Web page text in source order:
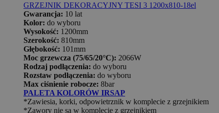
GRZEJNIK DEKORACYJNY TESI 3 1200x810-18el
Gwarancja: 10 lat
Kolor: do wyboru
Wysokość: 1200mm
Szerokość: 810mm
Głębokość: 101mm
Moc grzewcza (75/65/20°C): 2066W
Rodzaj podłączenia: do wyboru
Rozstaw podłączenia: do wyboru
Max ciśnienie robocze: 8bar
PALETA KOLORÓW IRSAP
*Zawiesia, korki, odpowietrznik w komplecie z grzejnikiem
*Zawory nie są w komplecie z grzejnikiem